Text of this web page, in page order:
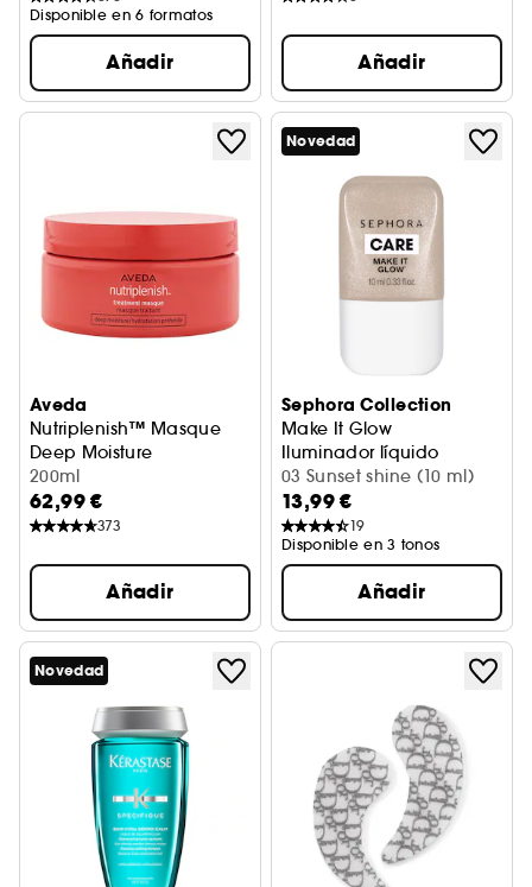
Disponible en 6 formatos
Añadir Añadir
Aveda
Nutriplenish™ Masque
Deep Moisture
Mascarilla hidratante intensiva
200ml
62,99 €
373
Añadir
Novedad
Sephora Collection
Make It Glow
Iluminador líquido
03 Sunset shine (10 ml)
13,99 €
19
Disponible en 3 tonos
Añadir
Novedad